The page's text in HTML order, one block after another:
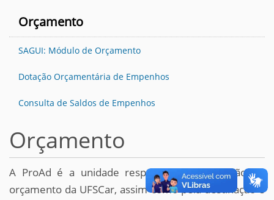
Orçamento
SAGUI: Módulo de Orçamento
Dotação Orçamentária de Empenhos
Consulta de Saldos de Empenhos
Orçamento
A ProAd é a unidade responsável pela gestão do
orçamento da UFSCar, assim como pela destinação e